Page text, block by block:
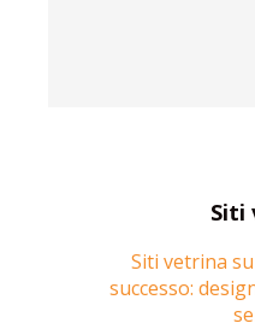
Siti
Siti vetrina
successo: